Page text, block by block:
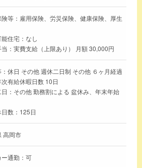
険等：雇用保険、労災保険、健康保険、厚生
能住宅：なし
：実費支給（上限あり） 月額 30,000円
休日 その他 週休二日制 その他 ６ヶ月経過
有給休暇日数 10日
：その他 勤務割による 盆休み、年末年始
数：125日
高岡市
ー通勤：可